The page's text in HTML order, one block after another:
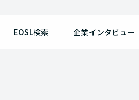
EOSL検索 企業インタビュー